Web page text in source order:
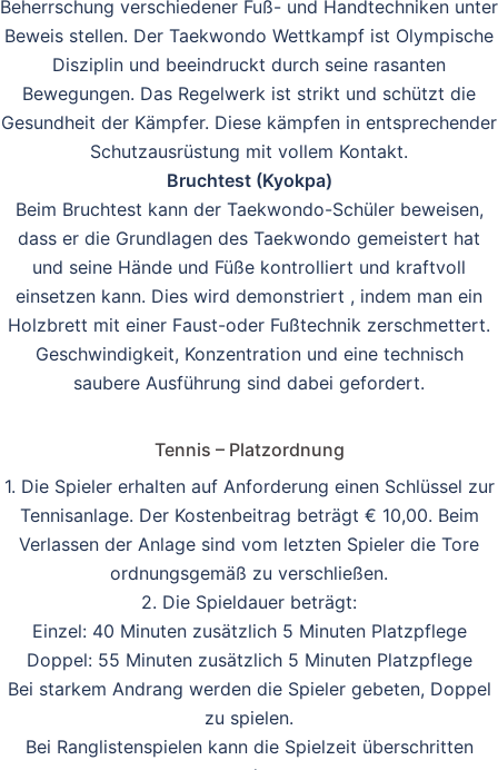
Beherrschung verschiedener Fuß- und Handtechniken unter
Beweis stellen. Der Taekwondo Wettkampf ist Olympische
Disziplin und beeindruckt durch seine rasanten
Bewegungen. Das Regelwerk ist strikt und schützt die
Gesundheit der Kämpfer. Diese kämpfen in entsprechender
Schutzausrüstung mit vollem Kontakt.
Bruchtest (Kyokpa)
Beim Bruchtest kann der Taekwondo-Schüler beweisen,
dass er die Grundlagen des Taekwondo gemeistert hat
und seine Hände und Füße kontrolliert und kraftvoll
einsetzen kann. Dies wird demonstriert , indem man ein
Holzbrett mit einer Faust-oder Fußtechnik zerschmettert.
Geschwindigkeit, Konzentration und eine technisch
saubere Ausführung sind dabei gefordert.
Tennis – Platzordnung
1. Die Spieler erhalten auf Anforderung einen Schlüssel zur
Tennisanlage. Der Kostenbeitrag beträgt € 10,00. Beim
Verlassen der Anlage sind vom letzten Spieler die Tore
ordnungsgemäß zu verschließen.
2. Die Spieldauer beträgt:
Einzel: 40 Minuten zusätzlich 5 Minuten Platzpflege
Doppel: 55 Minuten zusätzlich 5 Minuten Platzpflege
Bei starkem Andrang werden die Spieler gebeten, Doppel
zu spielen.
Bei Ranglistenspielen kann die Spielzeit überschritten